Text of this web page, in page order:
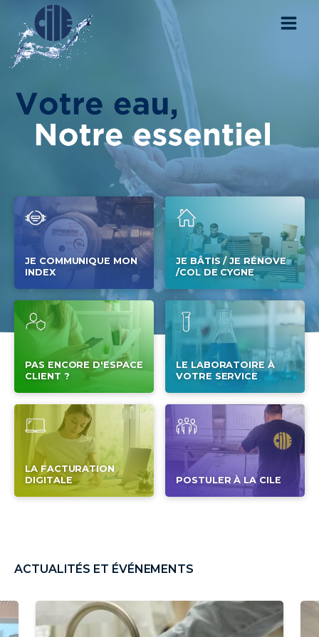
JE COMMUNIQUE MON
INDEX
JE BÂTIS / JE RÉNOVE
/COL DE CYGNE
PAS ENCORE D'ESPACE
CLIENT ?
LE LABORATOIRE À
VOTRE SERVICE
LA FACTURATION
DIGITALE
POSTULER À LA CILE
ACTUALITÉS ET ÉVÉNEMENTS